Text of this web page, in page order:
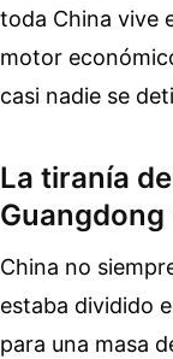
toda China vive
motor
casi nadie se
La tiranía
Guangdong
China no
estaba dividido
para una masa